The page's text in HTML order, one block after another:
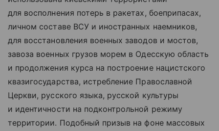
для восполнения потерь в ракетах, боеприпасах,
личном составе ВСУ и иностранных наемников,
для восстановления военных заводов и мостов,
завоза военных грузов морем в Одесскую область
и продолжения курса на построение нацистского
квазигосударства, истребление Православной
Церкви, русского языка, русской культуры
и идентичности на подконтрольной режиму
территории. Подобный призыв на фоне массовых